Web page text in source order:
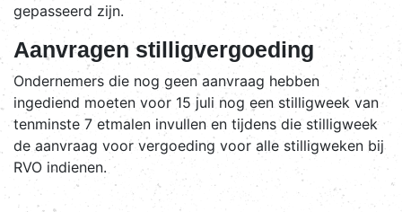
gepasseerd zijn.
Aanvragen stilligvergoeding
Ondernemers die nog geen aanvraag hebben
ingediend moeten voor 15 juli nog een stilligweek van
tenminste 7 etmalen invullen en tijdens die stilligweek
de aanvraag voor vergoeding voor alle stilligweken bij
RVO indienen.